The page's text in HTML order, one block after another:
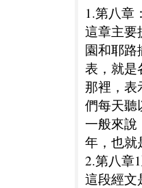
1.第八章
這章主要
園和耶路
表，就是
那裡，表
們每天聽
一般來說
年，也就
2.第八章
這段經文